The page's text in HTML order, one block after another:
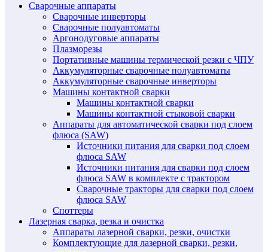
Сварочные аппараты
Сварочные инверторы
Сварочные полуавтоматы
Аргонодуговые аппараты
Плазморезы
Портативные машины термической резки с ЧПУ
Аккумуляторные сварочные полуавтоматы
Аккумуляторные сварочные инверторы
Машины контактной сварки
Машины контактной сварки
Машины контактной стыковой сварки
Аппараты для автоматической сварки под слоем
флюса (SAW)
Источники питания для сварки под слоем
флюса SAW
Источники питания для сварки под слоем
флюса SAW в комплекте с трактором
Сварочные тракторы для сварки под слоем
флюса SAW
Споттеры
Лазерная сварка, резка и очистка
Аппараты лазерной сварки, резки, очистки
Комплектующие для лазерной сварки, резки,